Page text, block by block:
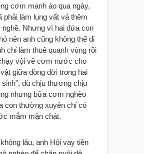
cơm manh áo qua ngày,
phải làm lụng vất vả thêm
Nhưng vì hai đứa con
nên anh cũng không thể đi
chỉ làm thuê quanh vùng rồi
vội về cơm nước cho
giữa dòng đời trong hai
dù chịu thương chịu
nhưng bữa cơm nghèo
con thường xuyên chỉ có
mắm mặn chát.
lâu, anh Hội vay tiền